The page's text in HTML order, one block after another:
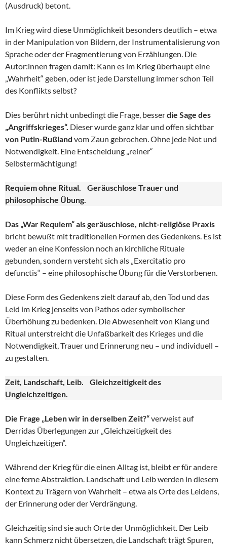
(Ausdruck) betont.
Im Krieg wird diese Unmöglichkeit besonders deutlich – etwa
in der Manipulation von Bildern, der Instrumentalisierung von
Sprache oder der Fragmentierung von Erzählungen. Die
Autor:innen fragen damit: Kann es im Krieg überhaupt eine
„Wahrheit“ geben, oder ist jede Darstellung immer schon Teil
des Konflikts selbst?
Dies berührt nicht unbedingt die Frage, besserdie Sage des
„Angriffskrieges“. Dieser wurde ganz klar und offen sichtbar
von Putin-Rußland vom Zaun gebrochen. Ohne jede Not und
Notwendigkeit. Eine Entscheidung „reiner“
Selbstermächtigung!
Requiem ohne Ritual. Geräuschlose Trauer und
philosophische Übung.
Das „War Requiem“ als geräuschlose, nicht-religiöse Praxis
bricht bewußt mit traditionellen Formen des Gedenkens. Es ist
weder an eine Konfession noch an kirchliche Rituale
gebunden, sondern versteht sich als „Exercitatio pro
defunctis“ – eine philosophische Übung für die Verstorbenen.
Diese Form des Gedenkens zielt darauf ab, den Tod und das
Leid im Krieg jenseits von Pathos oder symbolischer
Überhöhung zu bedenken. Die Abwesenheit von Klang und
Ritual unterstreicht die Unfaßbarkeit des Krieges und die
Notwendigkeit, Trauer und Erinnerung neu – und individuell –
zu gestalten.
Zeit, Landschaft, Leib. Gleichzeitigkeit des
Ungleichzeitigen.
Die Frage „Leben wir in derselben Zeit?“verweist auf
Derridas Überlegungen zur „Gleichzeitigkeit des
Ungleichzeitigen“.
Während der Krieg für die einen Alltag ist, bleibt er für andere
eine ferne Abstraktion. Landschaft und Leib werden in diesem
Kontext zu Trägern von Wahrheit – etwa als Orte des Leidens,
der Erinnerung oder der Verdrängung.
Gleichzeitig sind sie auch Orte der Unmöglichkeit. Der Leib
kann Schmerz nicht übersetzen, die Landschaft trägt Spuren,